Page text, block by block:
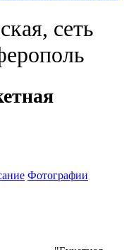
сеть
Фотографии